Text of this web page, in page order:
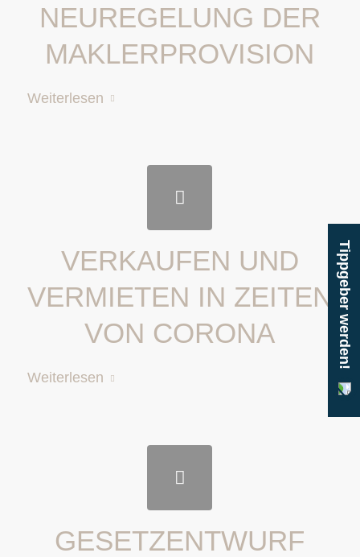
NEUREGELUNG DER
MAKLERPROVISION
Weiterlesen
VERKAUFEN UND
VERMIETEN IN ZEITEN
VON CORONA
Weiterlesen
GESETZENTWURF
Tippgeber werden!